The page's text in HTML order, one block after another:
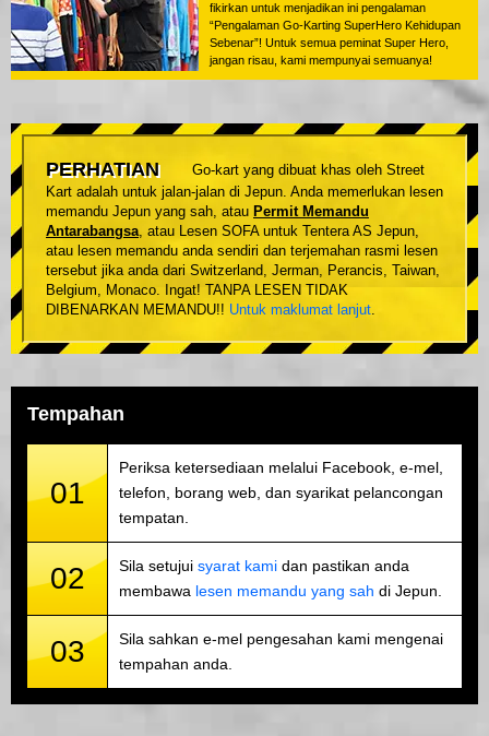
fikirkan untuk menjadikan ini pengalaman
“Pengalaman Go-Karting SuperHero Kehidupan
Sebenar”! Untuk semua peminat Super Hero,
jangan risau, kami mempunyai semuanya!
PERHATIAN
Go-kart yang dibuat khas oleh Street
Kart adalah untuk jalan-jalan di Jepun. Anda memerlukan lesen
memandu Jepun yang sah, atau Permit Memandu
Antarabangsa, atau Lesen SOFA untuk Tentera AS Jepun,
atau lesen memandu anda sendiri dan terjemahan rasmi lesen
tersebut jika anda dari Switzerland, Jerman, Perancis, Taiwan,
Belgium, Monaco. Ingat! TANPA LESEN TIDAK
DIBENARKAN MEMANDU!! Untuk maklumat lanjut.
Tempahan
01
Periksa ketersediaan melalui Facebook, e-mel,
telefon, borang web, dan syarikat pelancongan
tempatan.
02 Sila setujui syarat kami dan pastikan anda
membawa lesen memandu yang sah di Jepun.
03
Sila sahkan e-mel pengesahan kami mengenai
tempahan anda.